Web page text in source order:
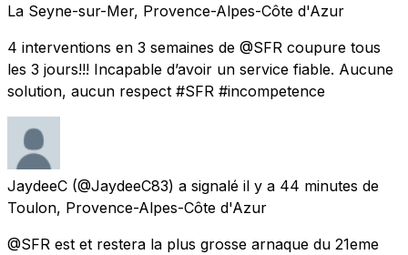
La Seyne-sur-Mer, Provence-Alpes-Côte d'Azur
4 interventions en 3 semaines de @SFR coupure tous
les 3 jours!!! Incapable d’avoir un service fiable. Aucune
solution, aucun respect #SFR #incompetence
JaydeeC (@JaydeeC83) a signalé il y a 44 minutes de
Toulon, Provence-Alpes-Côte d'Azur
@SFR est et restera la plus grosse arnaque du 21eme